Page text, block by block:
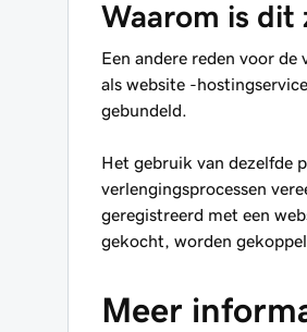
Waarom is dit
Een andere reden voor
als website -
gebundeld.
Het gebruik van dezelfde
verlengingsprocessen
geregistreerd met een
gekocht, worden
Meer